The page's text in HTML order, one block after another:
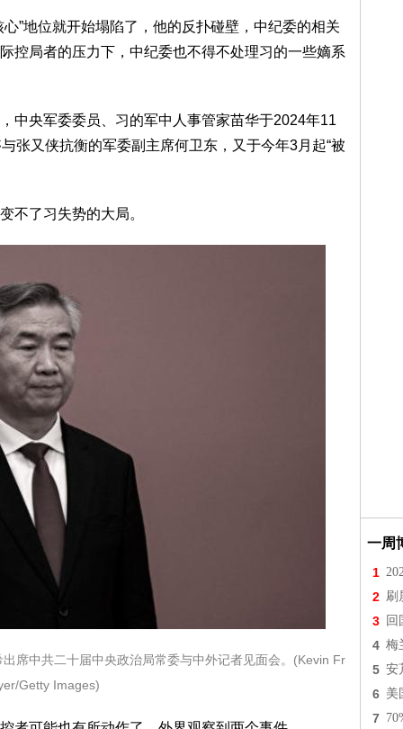
地位就开始塌陷了，他的反扑碰壁，中纪委的相关
控局者的压力下，中纪委也不得不处理习的一些嫡系
央军委委员、习的军中人事管家苗华于2024年11
张又侠抗衡的军委副主席何卫东，又于今年3月起“被
了习失势的大局。
中共二十届中央政治局常委与中外记者见面会。(Kevin Fr
Getty Images)
一周
1
2 刷
3 回
4 梅
5 安
6 美
7